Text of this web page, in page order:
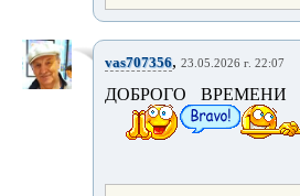
vas707356, 23.05.2026 г. 22:07
ДОБРОГО